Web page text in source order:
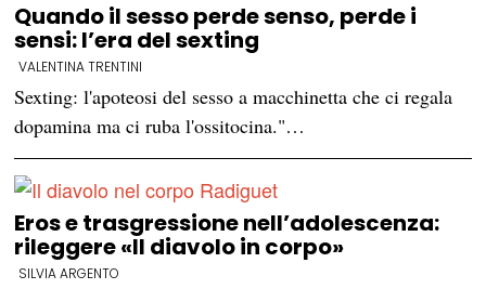
Quando il sesso perde senso, perde i
sensi: l’era del sexting
VALENTINA TRENTINI
Sexting: l'apoteosi del sesso a macchinetta che ci regala
dopamina ma ci ruba l'ossitocina."…
Eros e trasgressione nell’adolescenza:
rileggere «Il diavolo in corpo»
SILVIA ARGENTO